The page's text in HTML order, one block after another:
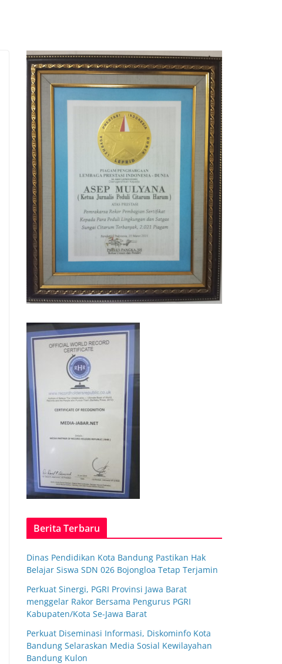
Berita Terbaru
Dinas Pendidikan Kota Bandung Pastikan Hak
Belajar Siswa SDN 026 Bojongloa Tetap Terjamin
Perkuat Sinergi, PGRI Provinsi Jawa Barat
menggelar Rakor Bersama Pengurus PGRI
Kabupaten/Kota Se-Jawa Barat
Perkuat Diseminasi Informasi, Diskominfo Kota
Bandung Selaraskan Media Sosial Kewilayahan
Bandung Kulon